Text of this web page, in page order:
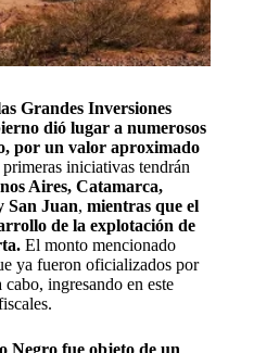
Grandes Inversiones
dió lugar a numerosos
por un valor aproximado
iniciativas tendrán
Aires, Catamarca,
San Juan, mientras que el
de la explotación de
El monto mencionado
ya fueron oficializados por
ingresando en este